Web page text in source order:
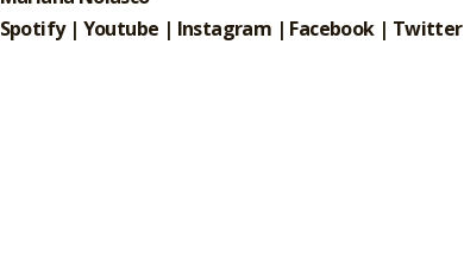
Spotify | Youtube | Instagram | Facebook | Twitter